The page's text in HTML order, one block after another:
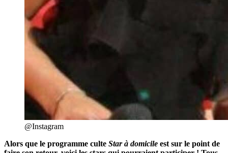
@Instagram
Alors que le programme culte Star à domicile est sur le point de